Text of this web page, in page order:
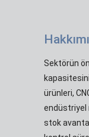
Sektörün
ürünleri,
endüstriyel
stok